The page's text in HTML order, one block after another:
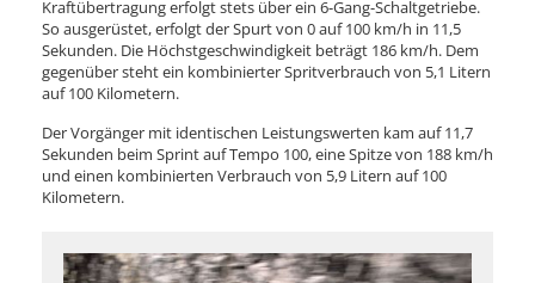
Kraftübertragung erfolgt stets über ein 6-Gang-Schaltgetriebe.
So ausgerüstet, erfolgt der Spurt von 0 auf 100 km/h in 11,5
Sekunden. Die Höchstgeschwindigkeit beträgt 186 km/h. Dem
gegenüber steht ein kombinierter Spritverbrauch von 5,1 Litern
auf 100 Kilometern.
Der Vorgänger mit identischen Leistungswerten kam auf 11,7
Sekunden beim Sprint auf Tempo 100, eine Spitze von 188 km/h
und einen kombinierten Verbrauch von 5,9 Litern auf 100
Kilometern.